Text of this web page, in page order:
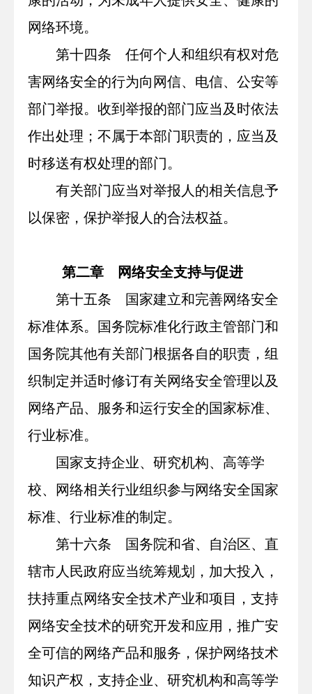
网络环境。
第十四条 任何个人和组织有权对危
害网络安全的行为向网信、电信、公安等
部门举报。收到举报的部门应当及时依法
作出处理；不属于本部门职责的，应当及
时移送有权处理的部门。
有关部门应当对举报人的相关信息予
以保密，保护举报人的合法权益。
第二章 网络安全支持与促进
第十五条 国家建立和完善网络安全
标准体系。国务院标准化行政主管部门和
国务院其他有关部门根据各自的职责，组
织制定并适时修订有关网络安全管理以及
网络产品、服务和运行安全的国家标准、
行业标准。
国家支持企业、研究机构、高等学
校、网络相关行业组织参与网络安全国家
标准、行业标准的制定。
第十六条 国务院和省、自治区、直
辖市人民政府应当统筹规划，加大投入，
扶持重点网络安全技术产业和项目，支持
网络安全技术的研究开发和应用，推广安
全可信的网络产品和服务，保护网络技术
知识产权，支持企业、研究机构和高等学